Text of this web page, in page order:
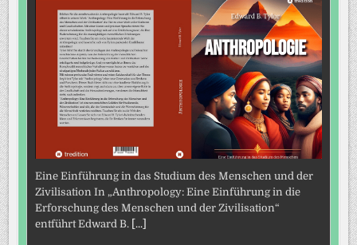
Eine Einführung in das Studium des Menschen und der
Zivilisation In „Anthropology: Eine Einführung in die
Erforschung des Menschen und der Zivilisation“
entführt Edward B. [...]